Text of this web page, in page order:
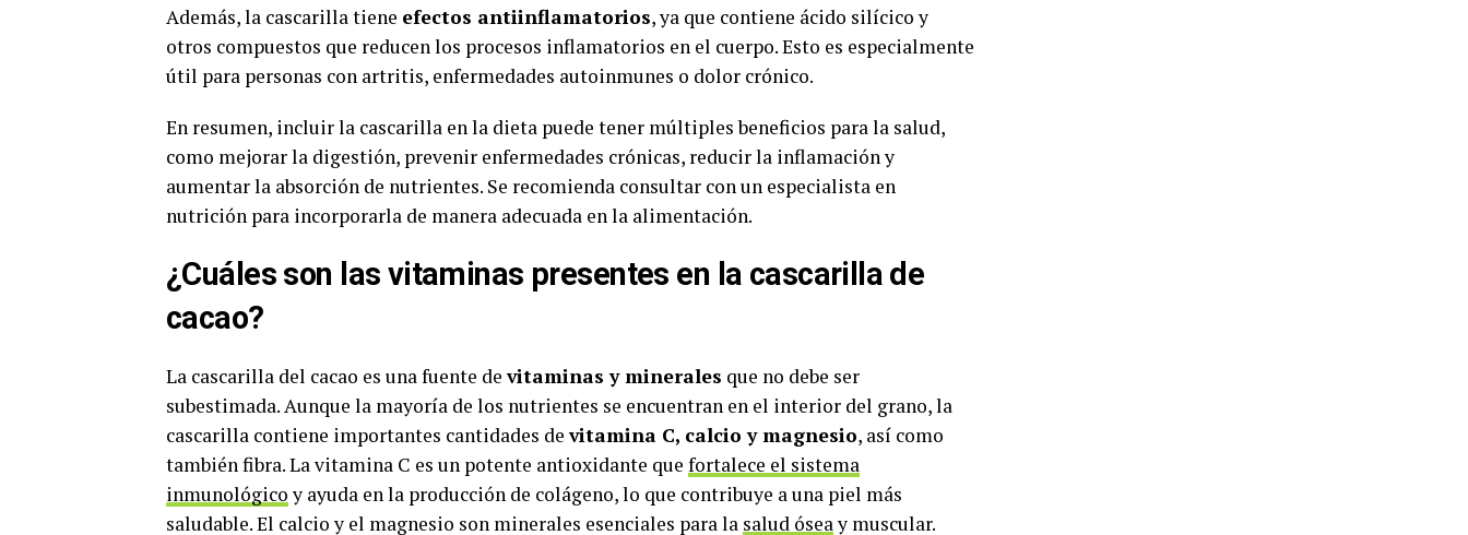
Además, la cascarilla tiene efectos antiinflamatorios, ya que contiene ácido silícico y
otros compuestos que reducen los procesos inflamatorios en el cuerpo. Esto es especialmente
útil para personas con artritis, enfermedades autoinmunes o dolor crónico.
En resumen, incluir la cascarilla en la dieta puede tener múltiples beneficios para la salud,
como mejorar la digestión, prevenir enfermedades crónicas, reducir la inflamación y
aumentar la absorción de nutrientes. Se recomienda consultar con un especialista en
nutrición para incorporarla de manera adecuada en la alimentación.
¿Cuáles son las vitaminas presentes en la cascarilla de
cacao?
La cascarilla del cacao es una fuente devitaminas y minerales que no debe ser
subestimada. Aunque la mayoría de los nutrientes se encuentran en el interior del grano, la
cascarilla contiene importantes cantidades devitamina C, calcio y magnesio, así como
también fibra. La vitamina C es un potente antioxidante que fortalece el sistema
inmunológicoy ayuda en la producción de colágeno, lo que contribuye a una piel más
saludable. El calcio y el magnesio son minerales esenciales para la salud óseay muscular.